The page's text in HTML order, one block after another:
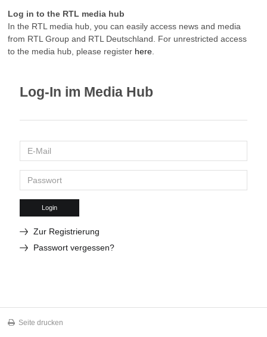
Log in to the RTL media hub
In the RTL media hub, you can easily access news and media
from RTL Group and RTL Deutschland. For unrestricted access
to the media hub, please register here
Log-In im Media Hub
Login
Zur Registrierung
Passwort vergessen?
Seite drucken